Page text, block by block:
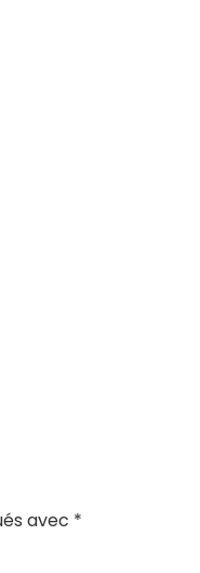
avec *